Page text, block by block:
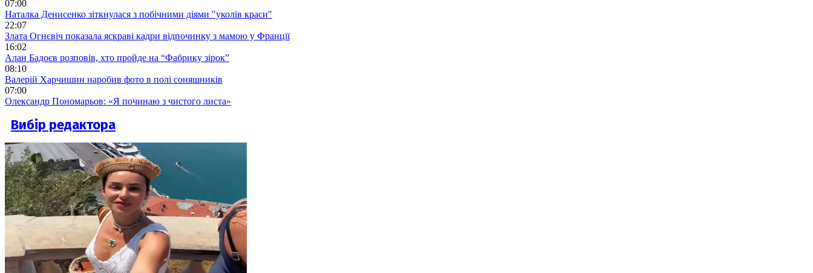
07:00
Наталка Денисенко зіткнулася з побічними діями "уколів краси"
22:07
Злата Огнєвіч показала яскраві кадри відпочинку з мамою у Франції
16:02
Алан Бадоєв розповів, хто пройде на “Фабрику зірок”
08:10
Валерій Харчишин наробив фото в полі соняшників
07:00
Олександр Пономарьов: «Я починаю з чистого листа»
Вибір редактора